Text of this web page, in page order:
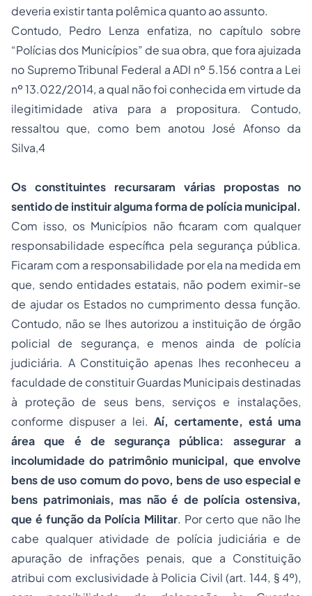
deveria existir tanta polêmica quanto ao assunto.
Contudo, Pedro Lenza enfatiza, no capítulo sobre
“Polícias dos Municípios” de sua obra, que fora ajuizada
no Supremo Tribunal Federal a ADI nº 5.156 contra a Lei
nº 13.022/2014, a qual não foi conhecida em virtude da
ilegitimidade ativa para a propositura. Contudo,
ressaltou que, como bem anotou José Afonso da
Silva,4
Os constituintes recursaram várias propostas no
sentido de instituir alguma forma de polícia municipal.
Com isso, os Municípios não ficaram com qualquer
responsabilidade específica pela segurança pública.
Ficaram com a responsabilidade por ela na medida em
que, sendo entidades estatais, não podem eximir-se
de ajudar os Estados no cumprimento dessa função.
Contudo, não se lhes autorizou a instituição de órgão
policial de segurança, e menos ainda de polícia
judiciária. A Constituição apenas lhes reconheceu a
faculdade de constituir Guardas Municipais destinadas
à proteção de seus bens, serviços e instalações,
conforme dispuser a lei. Aí, certamente, está uma
área que é de segurança pública: assegurar a
incolumidade do patrimônio municipal, que envolve
bens de uso comum do povo, bens de uso especial e
bens patrimoniais, mas não é de polícia ostensiva,
que é função da Polícia Militar. Por certo que não lhe
cabe qualquer atividade de polícia judiciária e de
apuração de infrações penais, que a Constituição
atribui com exclusividade à Policia Civil (art. 144, § 4º),